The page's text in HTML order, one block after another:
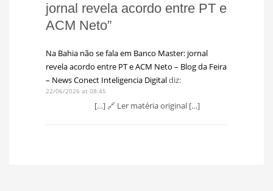
jornal revela acordo entre PT e
ACM Neto”
Na Bahia não se fala em Banco Master: jornal
revela acordo entre PT e ACM Neto – Blog da Feira
– News Conect Inteligencia Digitaldiz:
22/06/2026 at 08:45
[…] 🔗 Ler matéria original […]